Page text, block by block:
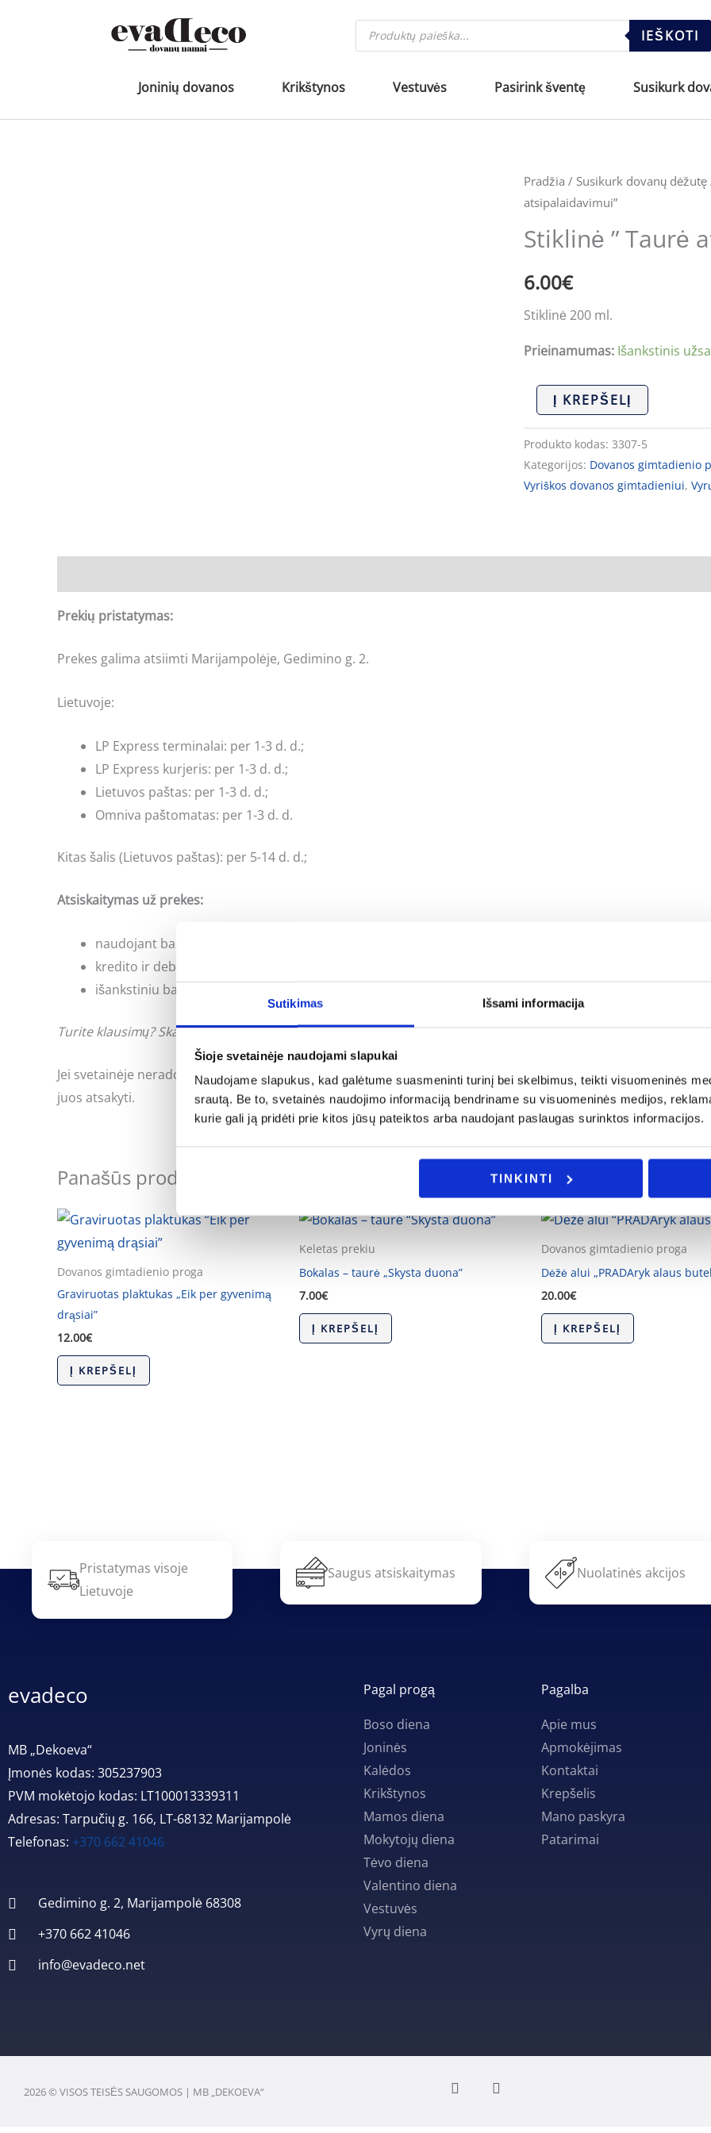
Sutikimas Išsami informacija
Šioje svetainėje naudojami slapukai
Naudojame slapukus, kad galėtume suasmeninti turinį bei skelbimus, teikti visuomeninės
srautą. Be to, svetainės naudojimo informaciją bendriname su visuomeninės medijos,
kurie gali ją pridėti prie kitos jūsų pateiktos arba naudojant paslaugas surinktos informacijos.
TINKINTI
Products
search IEŠKOTI
Joninių dovanos Krikštynos Vestuvės Pasirink šventę Susikurk
Pradžia / Susikurk dovanų dėžutę
atsipalaidavimui”
Stiklinė ” Taurė
6.00€
Stiklinė 200 ml.
Prieinamumas: Išankstinis
produkto
kiekis:
Stiklinė
''
Taurė
atsipalaidavimui"
Į KREPŠELĮ
Produkto kodas: 3307-5
Kategorijos: Dovanos gimtadienio
Vyriškos dovanos gimtadieniui,
Prekių pristatymas:
Prekes galima atsiimti Marijampolėje, Gedimino g. 2.
Lietuvoje:
LP Express terminalai: per 1-3 d. d.;
LP Express kurjeris: per 1-3 d. d.;
Lietuvos paštas: per 1-3 d. d.;
Omniva paštomatas: per 1-3 d. d.
Kitas šalis (Lietuvos paštas): per 5-14 d. d.;
Atsiskaitymas už prekes:
naudojant banko internetinės bankininkystės sistemas;
kredito ir debeto kortele;
išankstiniu bankiniu pavedimu;
Turite klausimų? Skambinkite: +370 662 41046 arba rašykite: info@evadeco.net
Jei svetainėje neradote Jus dominančios informacijos ar Jus domina individualus užsakymas, galite mums
juos atsakyti.
Panašūs produktai
Dovanos gimtadienio proga
Graviruotas plaktukas „Eik per gyvenimą
drąsiai”
12.00€
Į KREPŠELĮ
Keletas prekiu
Bokalas – taurė „Skysta duona”
7.00€
Į KREPŠELĮ
Dovanos gimtadienio proga
Dėžė alui „PRADAryk alaus
20.00€
Į KREPŠELĮ
Pristatymas visoje
Lietuvoje
Saugus atsiskaitymas Nuolatinės akcijos
evadeco
MB „Dekoeva“
Įmonės kodas: 305237903
PVM mokėtojo kodas: LT100013339311
Adresas: Tarpučių g. 166, LT-68132 Marijampolė
Telefonas: +370 662 41046
Gedimino g. 2, Marijampolė 68308
+370 662 41046
info@evadeco.net
Pagal progą
Boso diena
Joninės
Kalėdos
Krikštynos
Mamos diena
Mokytojų diena
Tėvo diena
Valentino diena
Vestuvės
Vyrų diena
Pagalba
Apie mus
Apmokėjimas
Kontaktai
Krepšelis
Mano paskyra
Patarimai
2026 © VISOS TEISĖS SAUGOMOS | MB „DEKOEVA“ F I